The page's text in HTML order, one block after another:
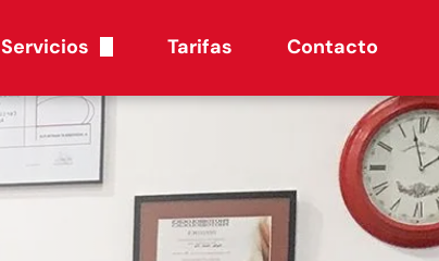
Servicios
Depilación Láser Trionda
Fotorrejuvenecimiento Facial y Corporal Láser
Tarifas Contacto